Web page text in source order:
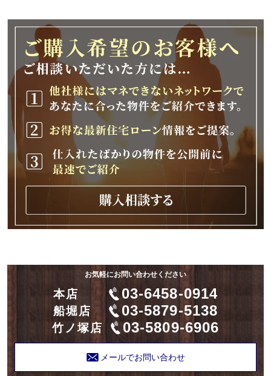
2026年1月9日(金)以降、順次対応させて頂きま
す。
ご不便をおかけいたしますが、何卒ご理解の程
よろしくお願いいたします。
お気軽にお問い合わせください
本店 03-6458-0914
船堀店 03-5879-5138
竹ノ塚店 03-5809-6906
メールでお問い合わせ